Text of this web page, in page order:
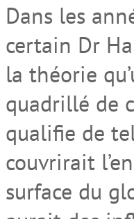
Dans les
certain Dr
la théorie
quadrillé de
qualifie de
couvrirait
surface du